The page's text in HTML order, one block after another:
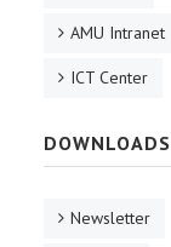
AMU Intranet
ICT Center
DOWNLOADS
Newsletter